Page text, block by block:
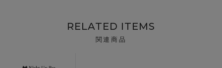
RELATED ITEMS
関連商品